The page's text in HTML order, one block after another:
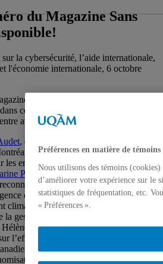
du Magazine Sans
la cybersécurité, l’aide internationale,
l'économie internationale, 6 octobre
Sans Frontières vient de sortir
ce 43e numéro, des textes consacrés
autres :
, directeur de l’Institut d’études
enjeux actuels de la cybersécurité
Pontbriandet l’entrevue de Steve
en la matière;
de nouveaux acteurs pour lutter
climatique parValériane Thool
la gestion des déchets à Dakar par notre
Boucher;
l’efficacité de la plus récente politique
qui met l’accent sur l’égalité
des femmes et des filles par
Préférences en matière de témoins
Nous utilisons des témoins
d’améliorer votre expérience sur le
statistiques de fréquentation, etc.
« Préférences ».